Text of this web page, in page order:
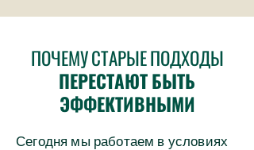
ПОЧЕМУ СТАРЫЕ ПОДХОДЫ
ПЕРЕСТАЮТ БЫТЬ
ЭФФЕКТИВНЫМИ
Сегодня мы работаем в условиях